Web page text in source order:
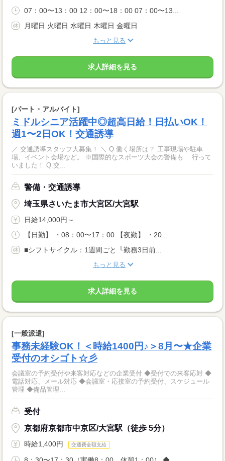
07：00〜13：00 12：00〜18：00 07：00〜13...
月曜日 火曜日 水曜日 木曜日 金曜日
もっと見る
求人詳細を見る
[パート・アルバイト]
ミドルシニア活躍中◎超高日給！日払いOK！
週1〜2日OK！交通誘導
／ 交通誘導スタッフ大募集！ ＼ Q.働く場所は？ 工事現場や駐車
場、イベント会場など。 ※国際的なスポーツ大会の警備も 行って
いました！ Q.交...
警備・交通誘導
埼玉県さいたま市大宮区/大宮駅
日給14,000円～
【日勤】 ・08：00〜17：00 【夜勤】 ・20...
■シフトサイクル：1週間ごと └勤務3日前...
もっと見る
求人詳細を見る
[一般派遣]
事務未経験OK！＜時給1400円♪＞8月〜★企業
受付のオシゴト☆彡
会議室の予約受付や来客対応などの企業受付 ◆受付での来客応対 ◆
電話対応、メール対応 ◆会議室・応接室の予約受付、スケジュール
管理 ◆備品管理...
受付
京都府京都市中京区/大宮駅（徒歩 5分）
時給1,400円 交通費全額支給